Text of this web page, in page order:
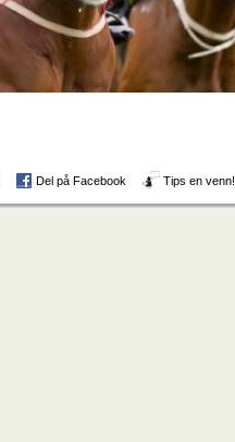
Del på Facebook Tips en venn!